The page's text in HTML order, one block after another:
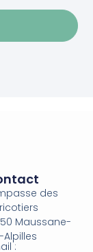
des
Maussane-
Alpilles
: